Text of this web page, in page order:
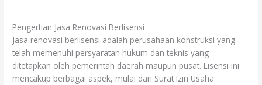
Pengertian Jasa Renovasi Berlisensi
Jasa renovasi berlisensi adalah perusahaan konstruksi yang
telah memenuhi persyaratan hukum dan teknis yang
ditetapkan oleh pemerintah daerah maupun pusat. Lisensi ini
mencakup berbagai aspek, mulai dari Surat Izin Usaha